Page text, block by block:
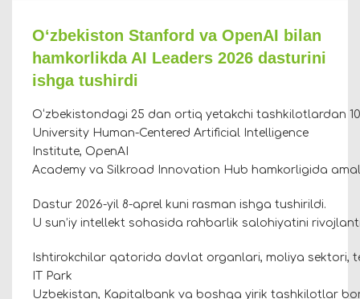
O‘zbekiston Stanford va OpenAI bilan
hamkorlikda AI Leaders 2026 dasturini
ishga tushirdi
O‘zbekistondagi 25 dan ortiq yetakchi tashkilotlardan
University Human-Centered Artificial Intelligence
Institute, OpenAI
Academy va Silkroad Innovation Hub hamkorligida
Dastur 2026-yil 8-aprel kuni rasman ishga tushirildi.
U sun’iy intellekt sohasida rahbarlik salohiyatini
Ishtirokchilar qatorida davlat organlari, moliya sektori,
IT Park
Uzbekistan, Kapitalbank va boshqa yirik tashkilotlar